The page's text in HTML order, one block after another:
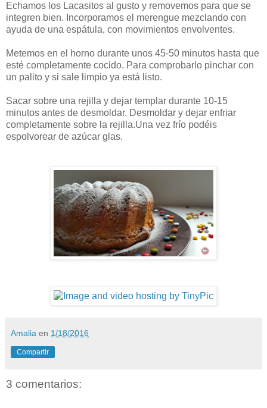
Echamos los Lacasitos al gusto y removemos para que se
integren bien. Incorporamos el merengue mezclando con
ayuda de una espátula, con movimientos envolventes.
Metemos en el horno durante unos 45-50 minutos hasta que
esté completamente cocido. Para comprobarlo pinchar con
un palito y si sale limpio ya está listo.
Sacar sobre una rejilla y dejar templar durante 10-15
minutos antes de desmoldar. Desmoldar y dejar enfriar
completamente sobre la rejilla.Una vez frío podéis
espolvorear de azúcar glas.
Amalia en 1/18/2016
Compartir
3 comentarios: